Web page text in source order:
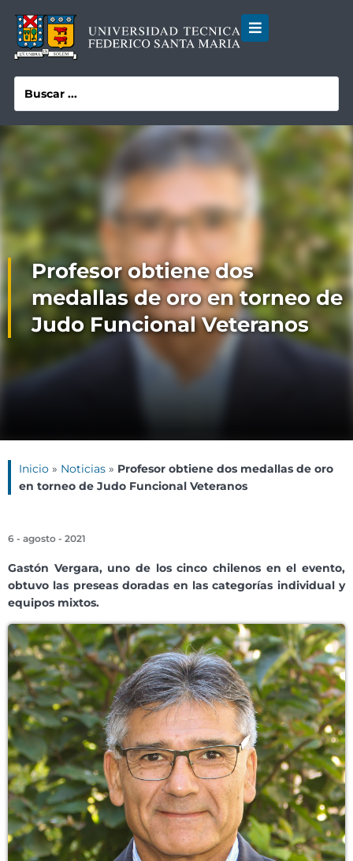
Profesor obtiene dos
medallas de oro en torneo de
Judo Funcional Veteranos
Inicio » Noticias » Profesor obtiene dos medallas de oro
en torneo de Judo Funcional Veteranos
6 - agosto - 2021
Gastón Vergara, uno de los cinco chilenos en el evento,
obtuvo las preseas doradas en las categorías individual y
equipos mixtos.